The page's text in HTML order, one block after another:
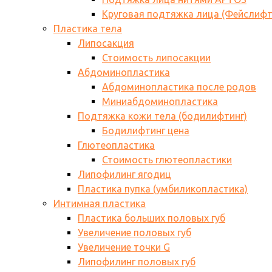
Круговая подтяжка лица
Пластика тела
Липосакция
Стоимость липосакции
Абдоминопластика
Абдоминопластика после родов
Миниабдоминопластика
Подтяжка кожи тела (бодилифтинг)
Бодилифтинг цена
Глютеопластика
Стоимость глютеопластики
Липофилинг ягодиц
Пластика пупка (умбиликопластика)
Интимная пластика
Пластика больших половых губ
Увеличение половых губ
Увеличение точки G
Липофилинг половых губ